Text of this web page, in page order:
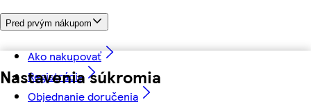
Nastavenia súkromia
Pred prvým nákupom
Ako nakupovať
Registrácia
Objednanie doručenia